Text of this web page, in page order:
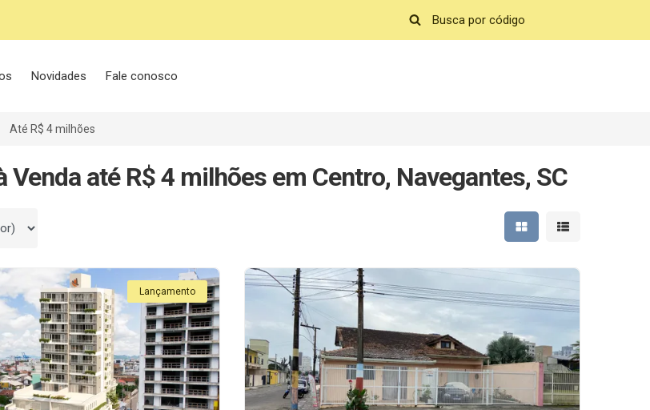
Novidades Fale conosco
Até R$ 4 milhões
Venda até R$ 4 milhões em Centro, Navegantes, SC
Mostrar resultados em
Mostrar
Lançamento